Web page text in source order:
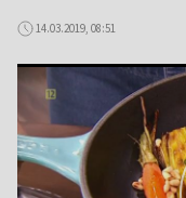
14.03.2019, 08:51